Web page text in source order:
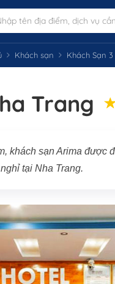
Khách sạn Khách Sạn
Trang
khách sạn Arima được
tại Nha Trang.